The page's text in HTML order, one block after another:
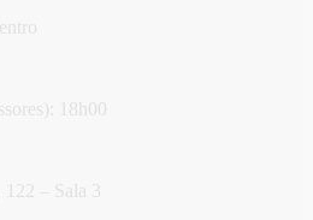
18h00
– Sala 3